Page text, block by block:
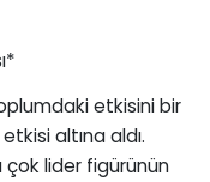
etkisini bir
altına aldı.
çok lider figürünün